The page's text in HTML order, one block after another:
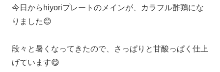
今日からhiyoriプレートのメインが、カラフル酢鶏にな
りました😊
段々と暑くなってきたので、さっぱりと甘酸っぱく仕上
げています😋